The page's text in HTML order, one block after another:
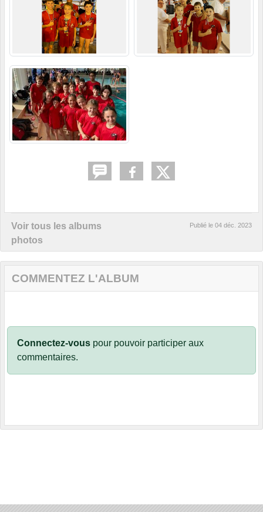
Voir tous les albums
photos
Publié le 04 déc. 2023
COMMENTEZ L'ALBUM
Connectez-vous pour pouvoir participer aux
commentaires.